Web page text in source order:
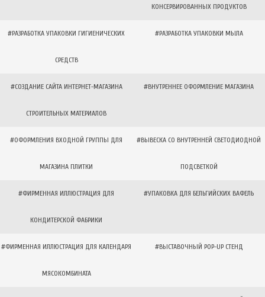
КОНСЕРВИРОВАННЫХ ПРОДУКТОВ
#РАЗРАБОТКА УПАКОВКИ ГИГИЕНИЧЕСКИХ
СРЕДСТВ
#РАЗРАБОТКА УПАКОВКИ МЫЛА
#СОЗДАНИЕ САЙТА ИНТЕРНЕТ-МАГАЗИНА
СТРОИТЕЛЬНЫХ МАТЕРИАЛОВ
#ВНУТРЕННЕЕ ОФОРМЛЕНИЕ МАГАЗИНА
#ОФОРМЛЕНИЯ ВХОДНОЙ ГРУППЫ ДЛЯ
МАГАЗИНА ПЛИТКИ
#ВЫВЕСКА СО ВНУТРЕННЕЙ СВЕТОДИОДНОЙ
ПОДСВЕТКОЙ
#ФИРМЕННАЯ ИЛЛЮСТРАЦИЯ ДЛЯ
КОНДИТЕРСКОЙ ФАБРИКИ
#УПАКОВКА ДЛЯ БЕЛЬГИЙСКИХ ВАФЕЛЬ
#ФИРМЕННАЯ ИЛЛЮСТРАЦИЯ ДЛЯ КАЛЕНДАРЯ
МЯСОКОМБИНАТА
#ВЫСТАВОЧНЫЙ POP-UP СТЕНД